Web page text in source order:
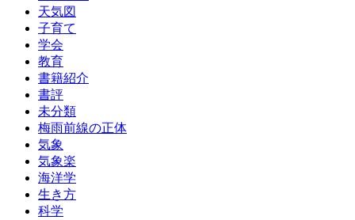
天気図
子育て
学会
教育
書籍紹介
書評
未分類
梅雨前線の正体
気象
気象楽
海洋学
生き方
科学